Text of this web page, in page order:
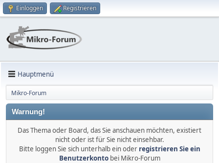
Einloggen Registrieren
Hauptmenü
Mikro-Forum
Warnung!
Das Thema oder Board, das Sie anschauen möchten, existiert
nicht oder ist für Sie nicht einsehbar.
Bitte loggen Sie sich unterhalb ein oder registrieren Sie ein
Benutzerkontobei Mikro-Forum